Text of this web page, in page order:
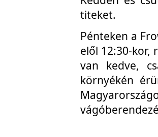
titeket.
Pénteken a
elől 12:30-kor,
van kedve,
környékén